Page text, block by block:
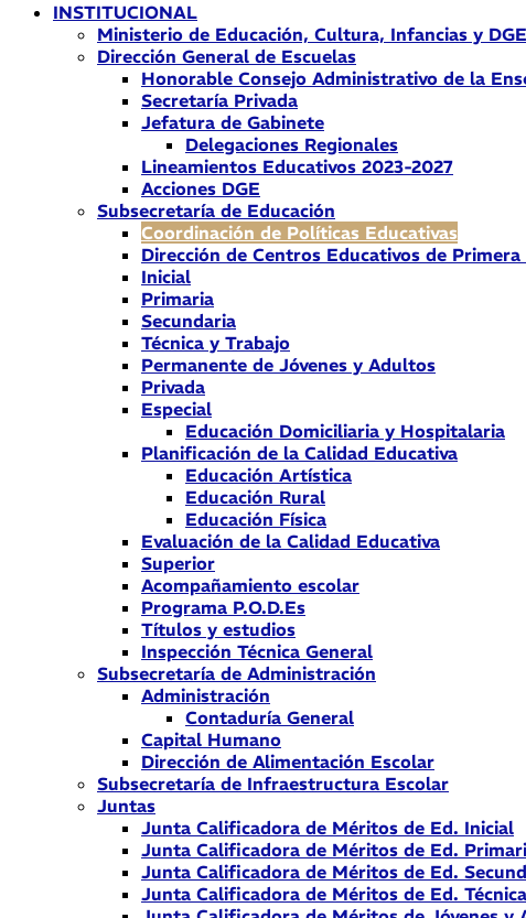
INSTITUCIONAL
Ministerio de Educación, Cultura, Infancias y DGE
Dirección General de Escuelas
Honorable Consejo Administrativo de la
Secretaría Privada
Jefatura de Gabinete
Delegaciones Regionales
Lineamientos Educativos 2023-2027
Acciones DGE
Subsecretaría de Educación
Coordinación de Políticas Educativas
Dirección de Centros Educativos de
Inicial
Primaria
Secundaria
Técnica y Trabajo
Permanente de Jóvenes y Adultos
Privada
Especial
Educación Domiciliaria y Hospitalaria
Planificación de la Calidad Educativa
Educación Artística
Educación Rural
Educación Física
Evaluación de la Calidad Educativa
Superior
Acompañamiento escolar
Programa P.O.D.Es
Títulos y estudios
Inspección Técnica General
Subsecretaría de Administración
Administración
Contaduría General
Capital Humano
Dirección de Alimentación Escolar
Subsecretaría de Infraestructura Escolar
Juntas
Junta Calificadora de Méritos de Ed. Inicial
Junta Calificadora de Méritos de Ed.
Junta Calificadora de Méritos de Ed.
Junta Calificadora de Méritos de Ed.